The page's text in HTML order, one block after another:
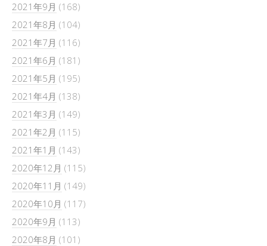
2021年9月 (168)
2021年8月 (104)
2021年7月 (116)
2021年6月 (181)
2021年5月 (195)
2021年4月 (138)
2021年3月 (149)
2021年2月 (115)
2021年1月 (143)
2020年12月 (115)
2020年11月 (149)
2020年10月 (117)
2020年9月 (113)
2020年8月 (101)